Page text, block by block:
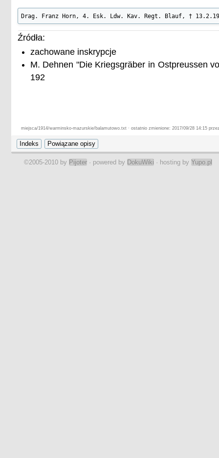
Drag. Franz Horn, 4. Esk. Ldw. Kav. Regt. Blauf, †
Źródła:
zachowane inskrypcje
M. Dehnen "Die Kriegsgräber in Ostpreussen
192
miejsca/1914/warminsko-mazurskie/balamutowo.txt · ostatnio zmienione: 2017/09/28 14:15
©2005-2010 by Pijoter · powered by DokuWiki · hosting by Yupo.pl